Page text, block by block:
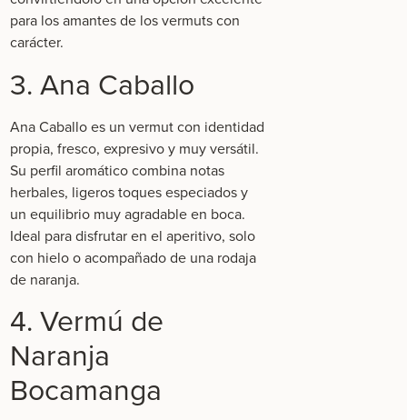
para los amantes de los vermuts con
carácter.
3. Ana Caballo
Ana Caballoes un vermut con identidad
propia, fresco, expresivo y muy versátil.
Su perfil aromático combina notas
herbales, ligeros toques especiados y
un equilibrio muy agradable en boca.
Ideal para disfrutar en el aperitivo, solo
con hielo o acompañado de una rodaja
de naranja.
4. Vermú de
Naranja
Bocamanga